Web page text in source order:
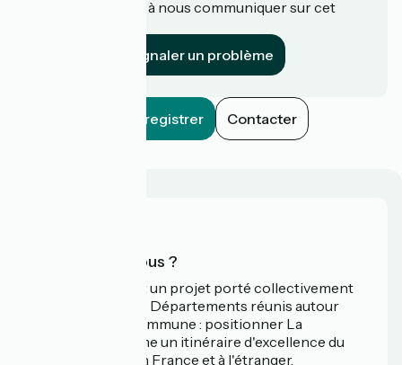
Une information à nous communiquer sur cet
Signaler un problème
Enregistrer Contacter
Qui sommes-nous ?
La Vélodyssée est un projet porté collectivement
par 3 Régions et 9 Départements réunis autour
d'une ambition commune : positionner La
Vélodyssée comme un itinéraire d'excellence du
tourisme à vélo en France et à l'étranger.